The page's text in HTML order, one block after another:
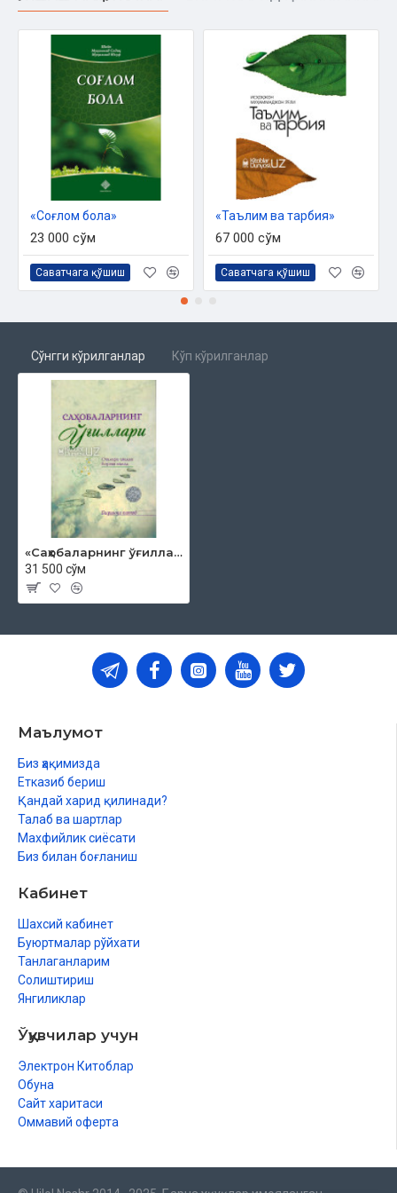
«Соғлом бола»
23 000 сўм
Саватчага қўшиш
«Таълим ва тарбия»
67 000 сўм
Саватчага қўшиш
Сўнгги кўрилганлар Кўп кўрилганлар
«Саҳобаларнинг ўғиллари» 1-китоб
31 500 сўм
Маълумот
Биз ҳақимизда
Етказиб бериш
Қандай харид қилинади?
Талаб ва шартлар
Махфийлик сиёсати
Биз билан боғланиш
Кабинет
Шахсий кабинет
Буюртмалар рўйхати
Танлаганларим
Солиштириш
Янгиликлар
Ўқувчилар учун
Электрон Китоблар
Обуна
Сайт харитаси
Оммавий оферта